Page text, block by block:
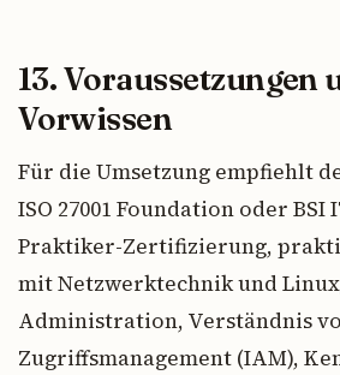
13. Voraussetzungen
Vorwissen
Für die Umsetzung empfiehlt
ISO 27001 Foundation oder BSI
Praktiker-Zertifizierung,
mit Netzwerktechnik und
Administration, Verständnis
Zugriffsmanagement (IAM),